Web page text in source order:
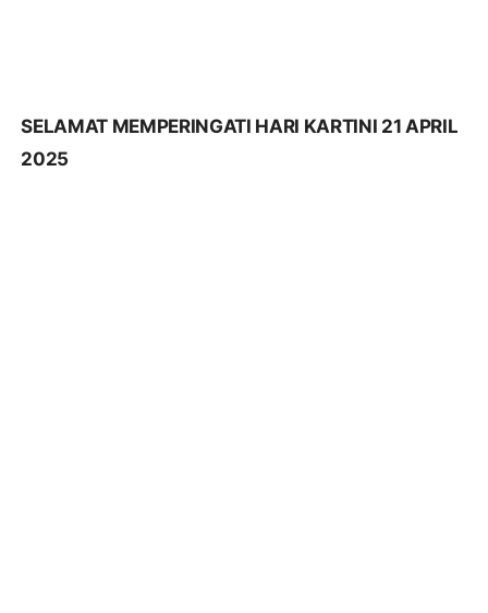
SELAMAT MEMPERINGATI HARI KARTINI 21 APRIL
2025